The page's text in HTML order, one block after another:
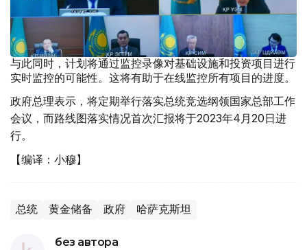
与此同时，计划将通过监控录像对基础设施和投资项目进行
实时监控的可能性。这将有助于在线监控所有项目的进度。
政府总理表示，将定期举行落实总统竞选纲领国家总部工作
会议，而路线图落实情况首次汇报将于2023年4月20日进
行。
【编译：小穆】
总统 黄金储备 政府 哈萨克斯坦
без автора